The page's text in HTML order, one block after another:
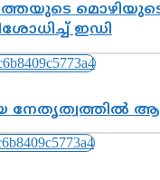
മൊഴിയുടെ
ഇഡി